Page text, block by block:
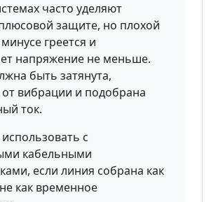
часто уделяют
защите, но плохой
греется и
напряжение не меньше.
быть затянута,
вибрации и подобрана
ток.
с
кабельными
если линия собрана как
как временное